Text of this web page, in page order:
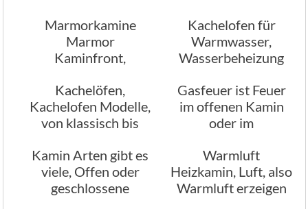
Wohnräumen
Marmorkamine
Marmor
Kaminfront,
hätten Sie gerne
Kachelofen für
Warmwasser,
Wasserbeheizung
Kachelöfen,
Kachelofen Modelle,
von klassisch bis
Gasfeuer ist Feuer
im offenen Kamin
oder im
Kamin
Kamin Arten gibt es
viele, Offen oder
geschlossene
Warmluft
Heizkamin, Luft, also
Warmluft erzeigen